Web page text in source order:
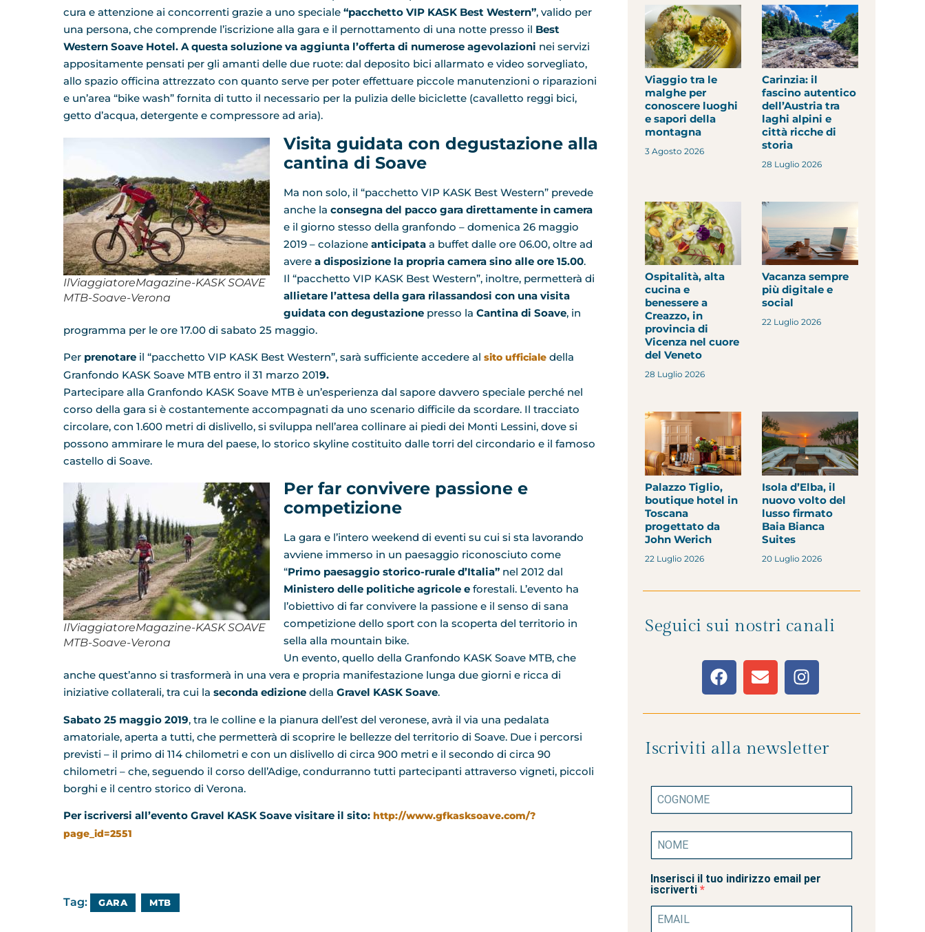
cura e attenzione ai concorrenti grazie a uno speciale “pacchetto VIP KASK Best Western”, valido per
una persona, che comprende l’iscrizione alla gara e il pernottamento di una notte presso il Best
Western Soave Hotel. A questa soluzione va aggiunta l’offerta di numerose agevolazioni nei servizi
appositamente pensati per gli amanti delle due ruote: dal deposito bici allarmato e video sorvegliato,
allo spazio officina attrezzato con quanto serve per poter effettuare piccole manutenzioni o riparazioni
e un’area “bike wash” fornita di tutto il necessario per la pulizia delle biciclette (cavalletto reggi bici,
getto d’acqua, detergente e compressore ad aria).
IlViaggiatoreMagazine-KASK SOAVE
MTB-Soave-Verona
Visita guidata con degustazione alla
cantina di Soave
Ma non solo, il “pacchetto VIP KASK Best Western” prevede
anche la consegna del pacco gara direttamente in camera
e il giorno stesso della granfondo – domenica 26 maggio
2019 – colazione anticipata a buffet dalle ore 06.00, oltre ad
avere a disposizione la propria camera sino alle ore 15.00.
Il “pacchetto VIP KASK Best Western”, inoltre, permetterà di
allietare l’attesa della gara rilassandosi con una visita
guidata con degustazione presso la Cantina di Soave, in
programma per le ore 17.00 di sabato 25 maggio.
Per prenotare il “pacchetto VIP KASK Best Western”, sarà sufficiente accedere al sito ufficiale della
Granfondo KASK Soave MTB entro il 31 marzo 2019.
Partecipare alla Granfondo KASK Soave MTB è un’esperienza dal sapore davvero speciale perché nel
corso della gara si è costantemente accompagnati da uno scenario difficile da scordare. Il tracciato
circolare, con 1.600 metri di dislivello, si sviluppa nell’area collinare ai piedi dei Monti Lessini, dove si
possono ammirare le mura del paese, lo storico skyline costituito dalle torri del circondario e il famoso
castello di Soave.
IlViaggiatoreMagazine-KASK SOAVE
MTB-Soave-Verona
Per far convivere passione e
competizione
La gara e l’intero weekend di eventi su cui si sta lavorando
avviene immerso in un paesaggio riconosciuto come
“Primo paesaggio storico-rurale d’Italia” nel 2012 dal
Ministero delle politiche agricole e forestali. L’evento ha
l’obiettivo di far convivere la passione e il senso di sana
competizione dello sport con la scoperta del territorio in
sella alla mountain bike.
Un evento, quello della Granfondo KASK Soave MTB, che
anche quest’anno si trasformerà in una vera e propria manifestazione lunga due giorni e ricca di
iniziative collaterali, tra cui la seconda edizione della Gravel KASK Soave.
Sabato 25 maggio 2019, tra le colline e la pianura dell’est del veronese, avrà il via una pedalata
amatoriale, aperta a tutti, che permetterà di scoprire le bellezze del territorio di Soave. Due i percorsi
previsti – il primo di 114 chilometri e con un dislivello di circa 900 metri e il secondo di circa 90
chilometri – che, seguendo il corso dell’Adige, condurranno tutti partecipanti attraverso vigneti, piccoli
borghi e il centro storico di Verona.
Per iscriversi all’evento Gravel KASK Soave visitare il sito: http://www.gfkasksoave.com/?
page_id=2551
Tag: GARA MTB
Viaggio tra le
malghe per
conoscere luoghi
e sapori della
montagna
3 Agosto 2026
Carinzia: il
fascino autentico
dell’Austria tra
laghi alpini e
città ricche di
storia
28 Luglio 2026
Ospitalità, alta
cucina e
benessere a
Creazzo, in
provincia di
Vicenza nel cuore
del Veneto
28 Luglio 2026
Vacanza sempre
più digitale e
social
22 Luglio 2026
Palazzo Tiglio,
boutique hotel in
Toscana
progettato da
John Werich
22 Luglio 2026
Isola d’Elba, il
nuovo volto del
lusso firmato
Baia Bianca
Suites
20 Luglio 2026
Seguici sui nostri canali
Iscriviti alla newsletter
Inserisci il tuo indirizzo email per
iscriverti